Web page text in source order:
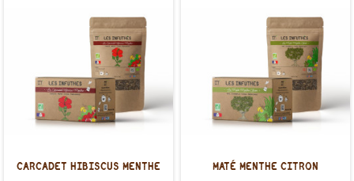
CARCADET HIBISCUS MENTHE MATÉ MENTHE CITRON